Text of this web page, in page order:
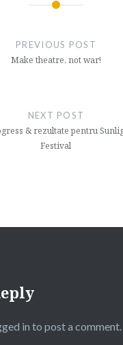
PREVIOUS POST
Make theatre, not war!
NEXT POST
& rezultate pentru
Festival
in to post a comment.